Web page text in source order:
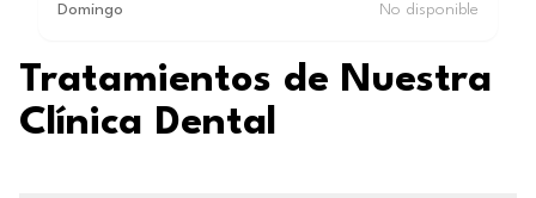
Domingo No disponible
Tratamientos de Nuestra
Clínica Dental